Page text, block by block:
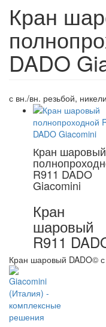
Кран
DADO
с вн./вн. резьбой,
Кран шаровый
R911 DADO
Giacomini
Кран
шаровый
R911
Кран шаровый DADO© с